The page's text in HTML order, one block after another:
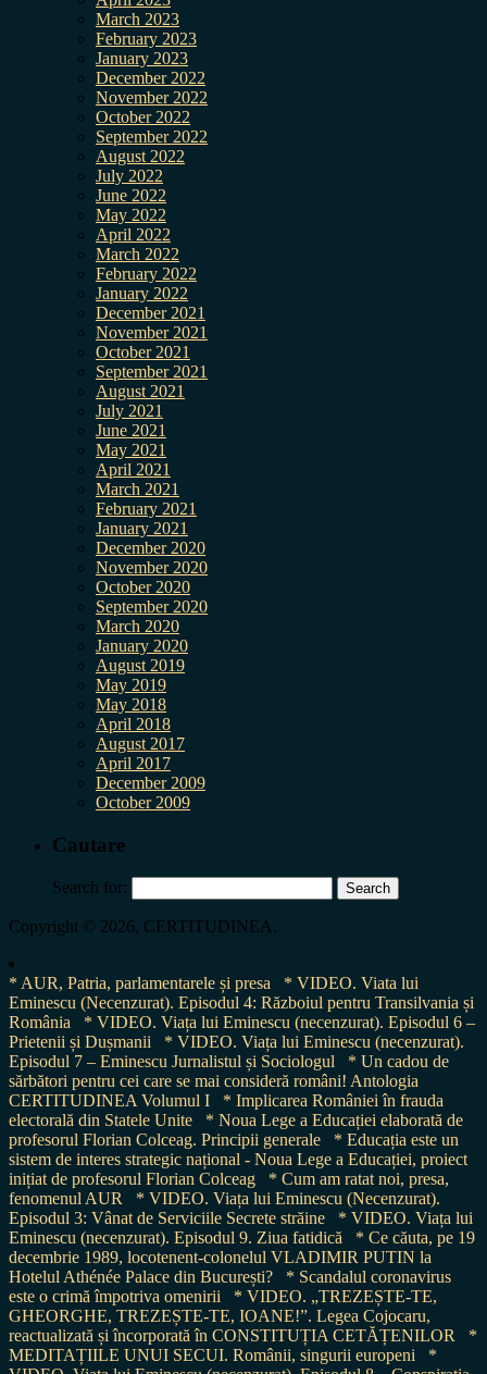
March 2023
February 2023
January 2023
December 2022
November 2022
October 2022
September 2022
August 2022
July 2022
June 2022
May 2022
April 2022
March 2022
February 2022
January 2022
December 2021
November 2021
October 2021
September 2021
August 2021
July 2021
June 2021
May 2021
April 2021
March 2021
February 2021
January 2021
December 2020
November 2020
October 2020
September 2020
March 2020
January 2020
August 2019
May 2019
May 2018
April 2018
August 2017
April 2017
December 2009
October 2009
Cautare
Search for:
Copyright © 2026, CERTITUDINEA.
* AUR, Patria, parlamentarele și presa
* VIDEO. Viata lui
Eminescu (Necenzurat). Episodul 4: Războiul pentru Transilvania și
România
* VIDEO. Viața lui Eminescu (necenzurat). Episodul 6 –
Prietenii și Dușmanii
* VIDEO. Viața lui Eminescu (necenzurat).
Episodul 7 – Eminescu Jurnalistul și Sociologul
* Un cadou de
sărbători pentru cei care se mai consideră români! Antologia
CERTITUDINEA Volumul I
* Implicarea României în frauda
electorală din Statele Unite
* Noua Lege a Educației elaborată de
profesorul Florian Colceag. Principii generale
* Educația este un
sistem de interes strategic național - Noua Lege a Educației, proiect
inițiat de profesorul Florian Colceag
* Cum am ratat noi, presa,
fenomenul AUR
* VIDEO. Viața lui Eminescu (Necenzurat).
Episodul 3: Vânat de Serviciile Secrete străine
* VIDEO. Viața lui
Eminescu (necenzurat). Episodul 9. Ziua fatidică
* Ce căuta, pe 19
decembrie 1989, locotenent-colonelul VLADIMIR PUTIN la
Hotelul Athénée Palace din București?
* Scandalul coronavirus
este o crimă împotriva omenirii
* VIDEO. „TREZEȘTE-TE,
GHEORGHE, TREZEȘTE-TE, IOANE!”. Legea Cojocaru,
reactualizată și încorporată în CONSTITUȚIA CETĂȚENILOR
*
MEDITAȚIILE UNUI SECUI. Românii, singurii europeni
*